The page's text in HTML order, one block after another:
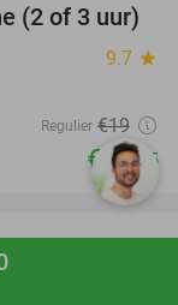
(2 of 3 uur)
9.7 star
Regulier €19
€12,95
favorite_border
en 3-